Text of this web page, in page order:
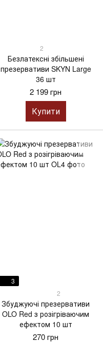
2
Безлатексні збільшені
презервативи SKYN Large
36 шт
2 199 грн
Купити
3
2
Збуджуючі презервативи
OLO Red з розігріваючим
ефектом 10 шт
270 грн